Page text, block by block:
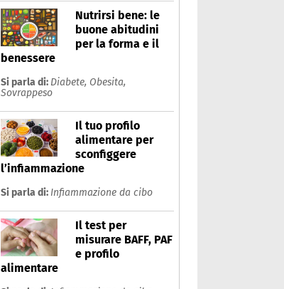
Nutrirsi bene: le
buone abitudini
per la forma e il
benessere
Si parla di: Diabete, Obesita,
Sovrappeso
Il tuo profilo
alimentare per
sconfiggere
l’infiammazione
Si parla di: Infiammazione da cibo
Il test per
misurare BAFF, PAF
e profilo
alimentare